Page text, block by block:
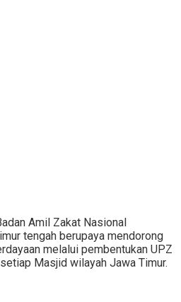
Amil Zakat Nasional
tengah berupaya mendorong
melalui pembentukan UPZ
Masjid wilayah Jawa Timur.